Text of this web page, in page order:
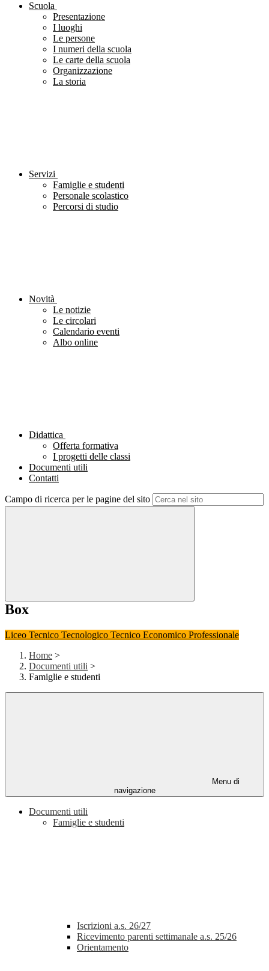
Scuola
Presentazione
I luoghi
Le persone
I numeri della scuola
Le carte della scuola
Organizzazione
La storia
Servizi
Famiglie e studenti
Personale scolastico
Percorsi di studio
Novità
Le notizie
Le circolari
Calendario eventi
Albo online
Didattica
Offerta formativa
I progetti delle classi
Documenti utili
Contatti
Campo di ricerca per le pagine del sito
Box
Liceo Tecnico Tecnologico Tecnico Economico Professionale
Home >
Documenti utili >
Famiglie e studenti
Menu di
navigazione
Documenti utili
Famiglie e studenti
Iscrizioni a.s. 26/27
Ricevimento parenti settimanale a.s. 25/26
Orientamento